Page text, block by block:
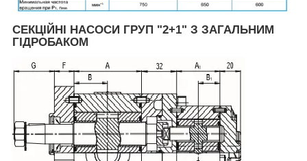
СЕКЦІЙНІ НАСОСИ ГРУП "2+1" З ЗАГАЛЬНИМ
ГІДРОБАКОМ